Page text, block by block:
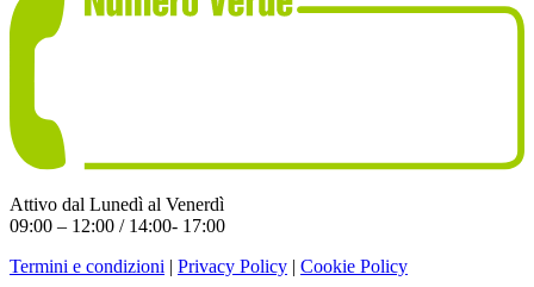
Attivo dal Lunedì al Venerdì
09:00 – 12:00 / 14:00- 17:00
Termini e condizioni | Privacy Policy | Cookie Policy